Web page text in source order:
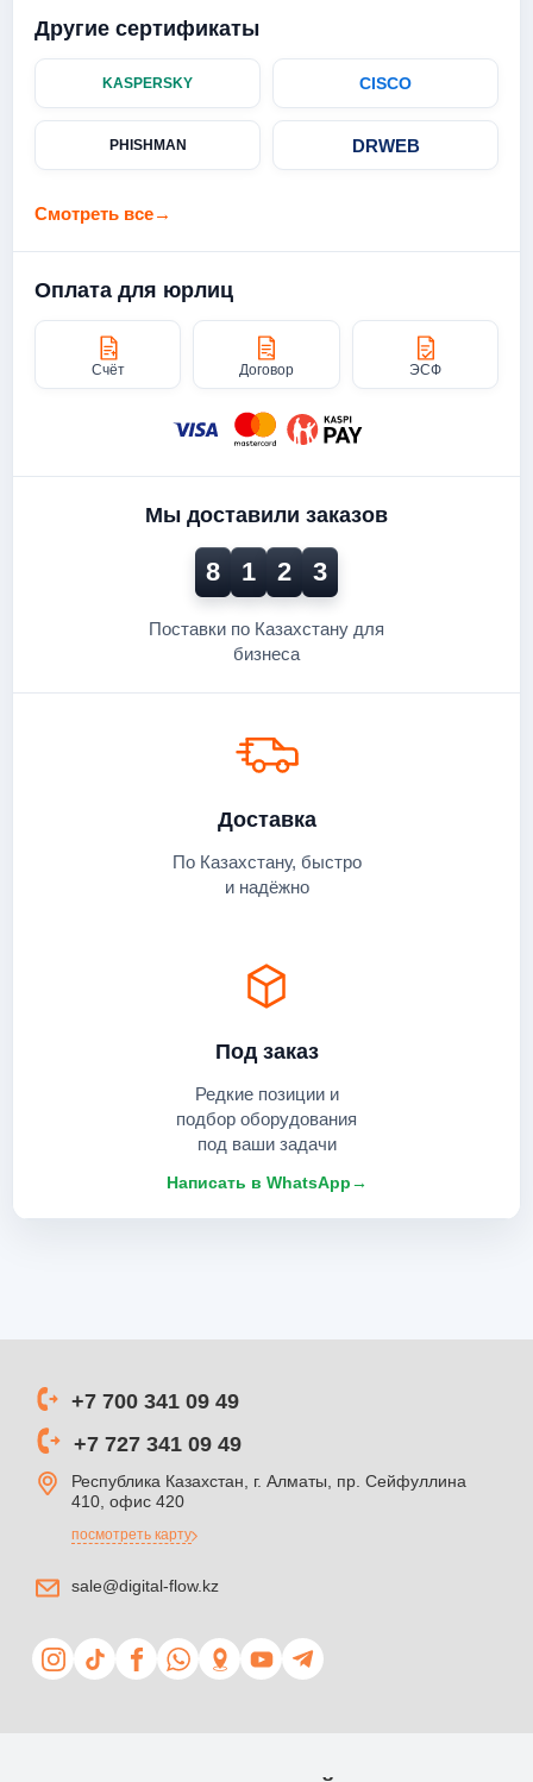
Другие сертификаты
KASPERSKY CISCO
PHISHMAN DRWEB
Смотреть все→
Оплата для юрлиц
Счёт Договор ЭСФ
Мы доставили заказов
8 1 2 3
Поставки по Казахстану для
бизнеса
Под заказ
Редкие позиции и
подбор оборудования
под ваши задачи
Написать в WhatsApp→
Доставка
По Казахстану, быстро
и надёжно
+7 700 341 09 49
+7 727 341 09 49
Республика Казахстан, г. Алматы, пр. Сейфуллина
410, офис 420
посмотреть карту
sale@digital-flow.kz